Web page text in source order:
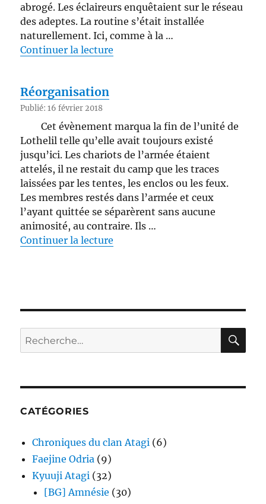
abrogé. Les éclaireurs enquêtaient sur le réseau
des adeptes. La routine s’était installée
naturellement. Ici, comme à la …
Continuer la lecture
Réorganisation
Publié: 16 février 2018
Cet évènement marqua la fin de l’unité de
Lothelil telle qu’elle avait toujours existé
jusqu’ici. Les chariots de l’armée étaient
attelés, il ne restait du camp que les traces
laissées par les tentes, les enclos ou les feux.
Les membres restés dans l’armée et ceux
l’ayant quittée se séparèrent sans aucune
animosité, au contraire. Ils …
Continuer la lecture
Recherche
pour :
CATÉGORIES
Chroniques du clan Atagi (6)
Faejine Odria (9)
Kyuuji Atagi (32)
[BG] Amnésie (30)